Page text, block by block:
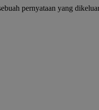
pernyataan yang